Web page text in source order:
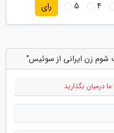
4
5 رای
شوم زن ایرانی از سوئیس"
درمیان بگذارید